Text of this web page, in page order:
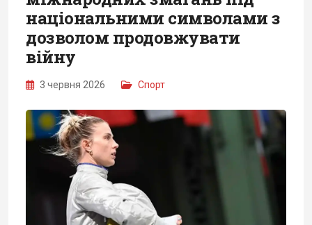
національними символами з
дозволом продовжувати
війну
3 червня 2026 Спорт